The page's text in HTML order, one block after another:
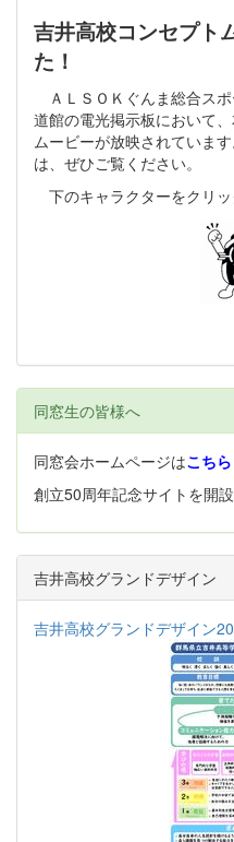
吉井高校コンセプト
た！
ＡＬＳＯＫぐんま総合ス
道館の電光掲示板において
ムービーが放映されていま
は、ぜひご覧ください。
下のキャラクターをクリ
同窓生の皆様へ
同窓会ホームページはこちら
創立50周年記念サイトを開
吉井高校グランドデザイン
吉井高校グランドデザイン